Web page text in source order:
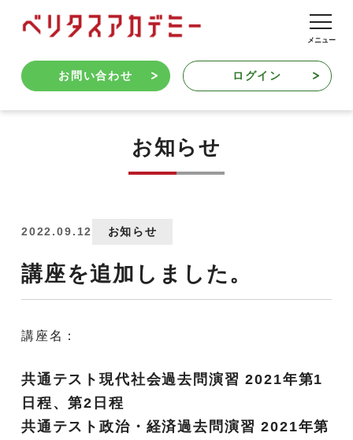
お問い合わせ ログイン
お知らせ
2022.09.12 お知らせ
講座を追加しました。
講座名：
共通テスト現代社会過去問演習 2021年第1
日程、第2日程
共通テスト政治・経済過去問演習 2021年第